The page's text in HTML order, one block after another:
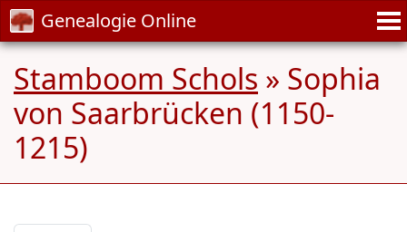
Genealogie Online
Stamboom Schols » Sophia
von Saarbrücken (1150-
1215)